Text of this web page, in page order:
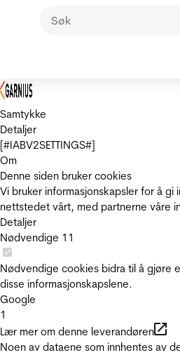
Samtykke
Detaljer
[#IABV2SETTINGS#]
Om
Denne siden bruker cookies
Vi bruker informasjonskapsler for å
nettstedet vårt, med partnerne våre
Detaljer
Nødvendige 11
Nødvendige cookies bidra til å gjøre
disse informasjonskapslene.
Google
1
Lær mer om denne leverandøren
Noen av dataene som innhentes av